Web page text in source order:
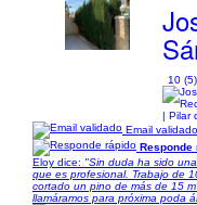
10 (5)
| Pilar
Email validado
Responde
Eloy dice: "Sin duda ha sido
que es profesional. Trabajo de
cortado un pino de más de 15
llamáramos para próxima poda